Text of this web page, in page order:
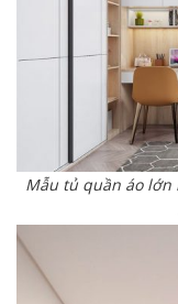
Mẫu tủ quần áo lớn